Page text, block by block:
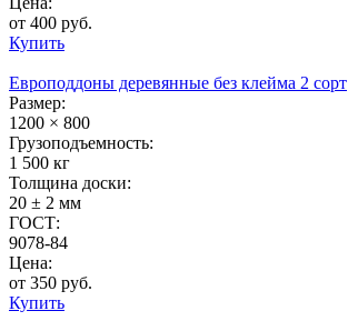
от 400 руб.
Купить
Европоддоны деревянные без клейма 2 сорт
Размер:
1200 × 800
Грузоподъемность:
1 500 кг
Толщина доски:
20 ± 2 мм
ГОСТ:
9078-84
Цена:
от 350 руб.
Купить